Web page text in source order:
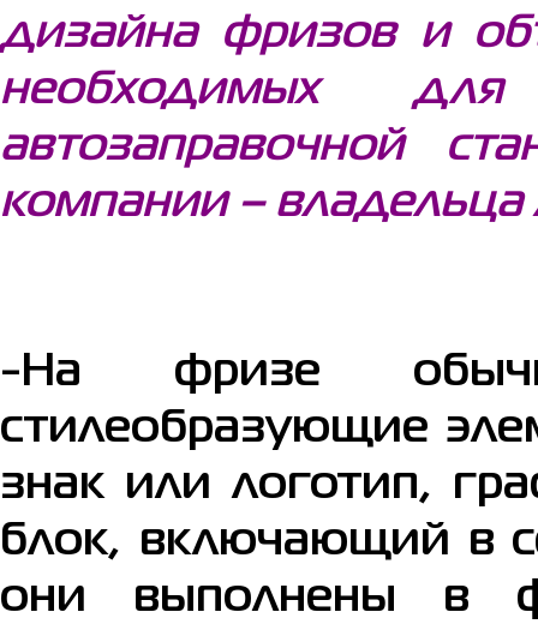
дизайна фризов и
необходимых
автозаправочной
компании –
-На фризе
стилеобразующие
знак или логотип,
блок, включающий в
они выполнены в